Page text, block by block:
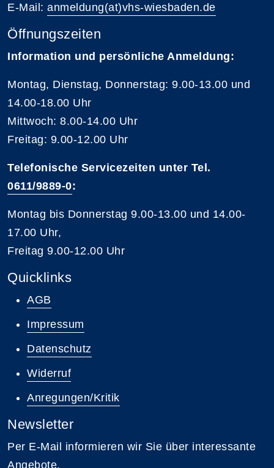
E-Mail: anmeldung(at)vhs-wiesbaden.de
Öffnungszeiten
Information und persönliche Anmeldung:
Montag, Dienstag, Donnerstag: 9.00-13.00 und
14.00-18.00 Uhr
Mittwoch: 8.00-14.00 Uhr
Freitag: 9.00-12.00 Uhr
Telefonische Servicezeiten unter Tel.
0611/9889-0:
Montag bis Donnerstag 9.00-13.00 und 14.00-
17.00 Uhr,
Freitag 9.00-12.00 Uhr
Quicklinks
AGB
Impressum
Datenschutz
Widerruf
Anregungen/Kritik
Newsletter
Per E-Mail informieren wir Sie über interessante
Angebote.